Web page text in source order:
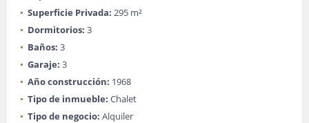
Superficie Privada: 295 m²
Dormitorios: 3
Baños: 3
Garaje: 3
Año construcción: 1968
Tipo de inmueble: Chalet
Tipo de negocio: Alquiler